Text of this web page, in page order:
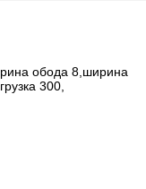
обода 8,ширина
300,